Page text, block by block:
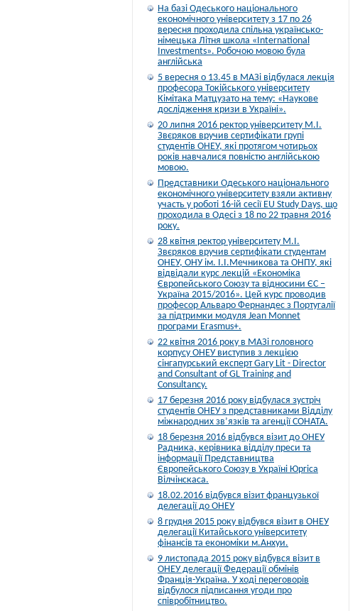
На базі Одеського національного
економічного університету з 17 по 26
вересня проходила спільна українсько-
німецька Літня школа «International
Investments». Робочою мовою була
англійська
5 вересня о 13.45 в МАЗі відбулася лекція
професора Токійського університету
Кімітака Матцузато на тему: «Наукове
дослідження кризи в Україні».
20 липня 2016 ректор університету М.І.
Звєряков вручив сертифікати групі
студентів ОНЕУ, які протягом чотирьох
років навчалися повністю англійською
мовою.
Представники Одеського національного
економічного університету взяли активну
участь у роботі 16-ій сесії EU Study Days, що
проходила в Одесі з 18 по 22 травня 2016
року.
28 квітня ректор університету М.І.
Звєряков вручив сертифікати студентам
ОНЕУ, ОНУ ім. І.І.Мечникова та ОНПУ, які
відвідали курс лекцій «Економіка
Європейського Союзу та відносини ЄС –
Україна 2015/2016». Цей курс проводив
професор Альваро Фернандес з Португалії
за підтримки модуля Jean Monnet
програми Erasmus+.
22 квітня 2016 року в МАЗі головного
корпусу ОНЕУ виступив з лекцією
сінгапурський експерт Gary Lit - Director
and Consultant of GL Training and
Consultancy.
17 березня 2016 року відбулася зустріч
студентів ОНЕУ з представниками Відділу
міжнародних зв’язків та агенції СОНАТА.
18 березня 2016 відбувся візит до ОНЕУ
Радника, керівника відділу преси та
інформації Представництва
Європейського Союзу в Україні Юргіса
Вілчінскаса.
18.02.2016 відбувся візит французької
делегації до ОНЕУ
8 грудня 2015 року відбувся візит в ОНЕУ
делегації Китайського університету
фінансів та економіки м.Анхуи.
9 листопада 2015 року відбувся візит в
ОНЕУ делегації Федерації обмінів
Франція-Україна. У ході переговорів
відбулося підписання угоди про
співробітництво.